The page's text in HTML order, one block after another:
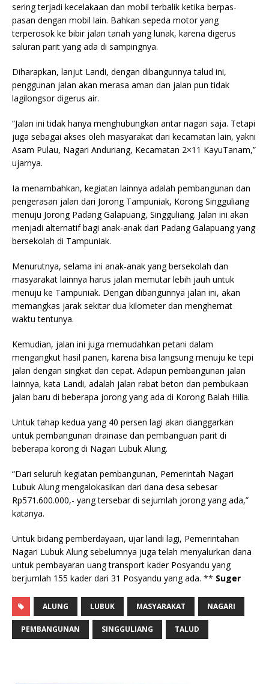
sering terjadi kecelakaan dan mobil terbalik ketika berpas-
pasan dengan mobil lain. Bahkan sepeda motor yang
terperosok ke bibir jalan tanah yang lunak, karena digerus
saluran parit yang ada di sampingnya.
Diharapkan, lanjut Landi, dengan dibangunnya talud ini,
penggunan jalan akan merasa aman dan jalan pun tidak
lagilongsor digerus air.
“Jalan ini tidak hanya menghubungkan antar nagari saja. Tetapi
juga sebagai akses oleh masyarakat dari kecamatan lain, yakni
Asam Pulau, Nagari Anduriang, Kecamatan 2×11 KayuTanam,”
ujarnya.
Ia menambahkan, kegiatan lainnya adalah pembangunan dan
pengerasan jalan dari Jorong Tampuniak, Korong Singguliang
menuju Jorong Padang Galapuang, Singguliang. Jalan ini akan
menjadi alternatif bagi anak-anak dari Padang Galapuang yang
bersekolah di Tampuniak.
Menurutnya, selama ini anak-anak yang bersekolah dan
masyarakat lainnya harus jalan memutar lebih jauh untuk
menuju ke Tampuniak. Dengan dibangunnya jalan ini, akan
memangkas jarak sekitar dua kilometer dan menghemat
waktu tentunya.
Kemudian, jalan ini juga memudahkan petani dalam
mengangkut hasil panen, karena bisa langsung menuju ke tepi
jalan dengan singkat dan cepat. Adapun pembangunan jalan
lainnya, kata Landi, adalah jalan rabat beton dan pembukaan
jalan baru di beberapa jorong yang ada di Korong Balah Hilia.
Untuk tahap kedua yang 40 persen lagi akan dianggarkan
untuk pembangunan drainase dan pembanguan parit di
beberapa korong di Nagari Lubuk Alung.
“Dari seluruh kegiatan pembangunan, Pemerintah Nagari
Lubuk Alung mengalokasikan dari dana desa sebesar
Rp571.600.000,- yang tersebar di sejumlah jorong yang ada,”
katanya.
Untuk bidang pemberdayaan, ujar landi lagi, Pemerintahan
Nagari Lubuk Alung sebelumnya juga telah menyalurkan dana
untuk pembayaran uang transport kader Posyandu yang
berjumlah 155 kader dari 31 Posyandu yang ada. ** Suger
ALUNG LUBUK MASYARAKAT NAGARI
PEMBANGUNAN SINGGULIANG TALUD